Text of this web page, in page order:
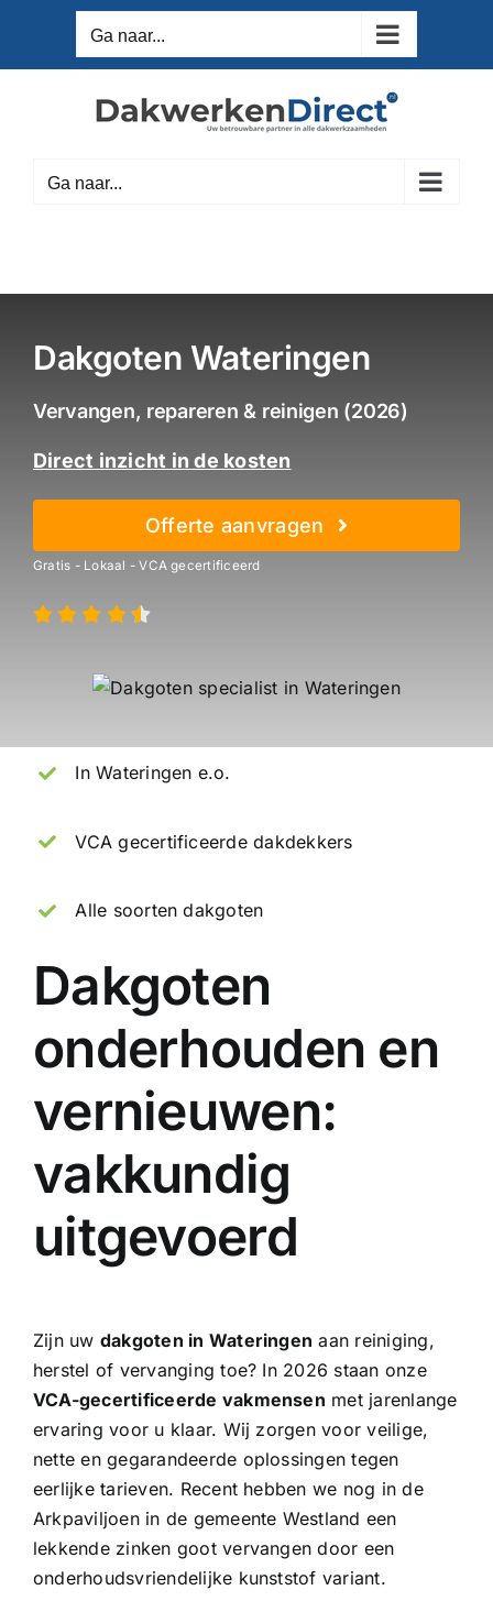
inhoud
Ga naar...
Ga naar...
Dakgoten Wateringen
Vervangen, repareren & reinigen (2026)
Direct inzicht in de kosten
Offerte aanvragen
Gratis - Lokaal - VCA gecertificeerd
In Wateringen e.o.
VCA gecertificeerde dakdekkers
Alle soorten dakgoten
Dakgoten
onderhouden en
vernieuwen:
vakkundig
uitgevoerd
Zijn uw dakgoten in Wateringen aan reiniging,
herstel of vervanging toe? In 2026 staan onze
VCA-gecertificeerde vakmensen met jarenlange
ervaring voor u klaar. Wij zorgen voor veilige,
nette en gegarandeerde oplossingen tegen
eerlijke tarieven. Recent hebben we nog in de
Arkpaviljoen in de gemeente Westland een
lekkende zinken gootvervangen door een
onderhoudsvriendelijke kunststof variant.